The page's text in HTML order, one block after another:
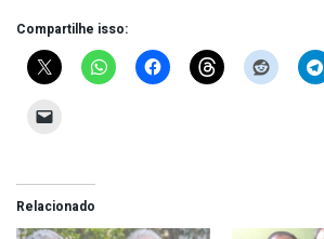
Compartilhe isso:
Relacionado